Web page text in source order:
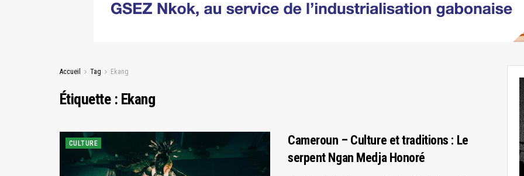
Accueil Tag Ekang
Étiquette : Ekang
CULTURE
Cameroun – Culture et traditions : Le
serpent Ngan Medja Honoré